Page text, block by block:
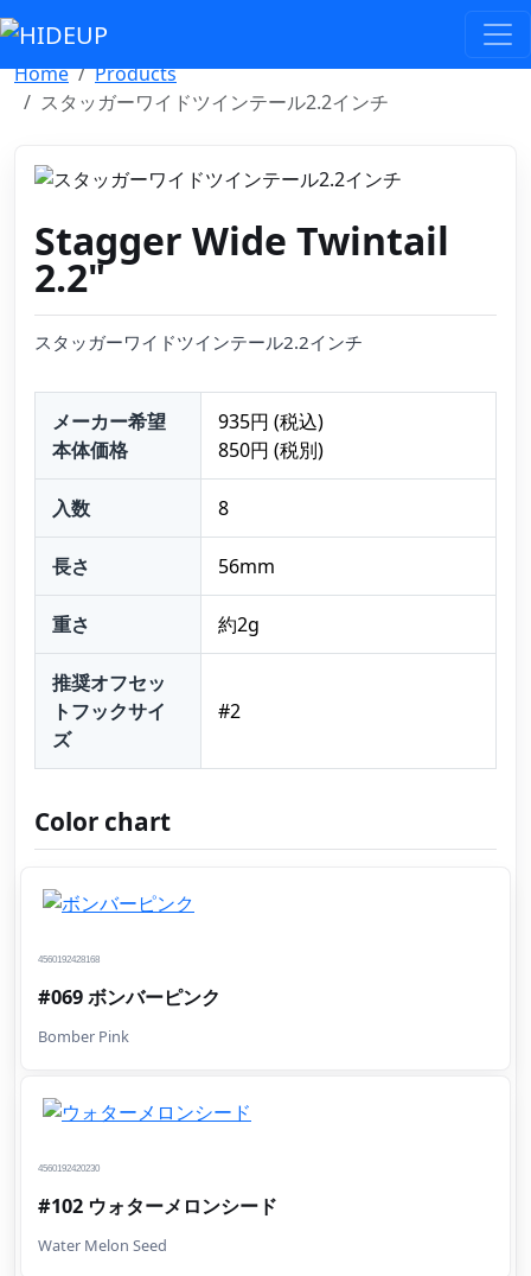
Home
Products
スタッガーワイドツインテール2.2インチ
Stagger Wide Twintail
2.2"
スタッガーワイドツインテール2.2インチ
メーカー希望
本体価格
935円 (税込)
850円 (税別)
入数 8
長さ 56mm
重さ 約2g
推奨オフセッ
トフックサイ
ズ
#2
Color chart
4560192428168
#069 ボンバーピンク
Bomber Pink
4560192420230
#102 ウォターメロンシード
Water Melon Seed